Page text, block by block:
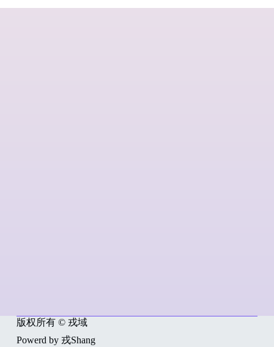
版权所有 © 戎域
Powerd by 戎Shang